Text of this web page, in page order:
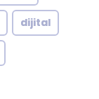
dijital